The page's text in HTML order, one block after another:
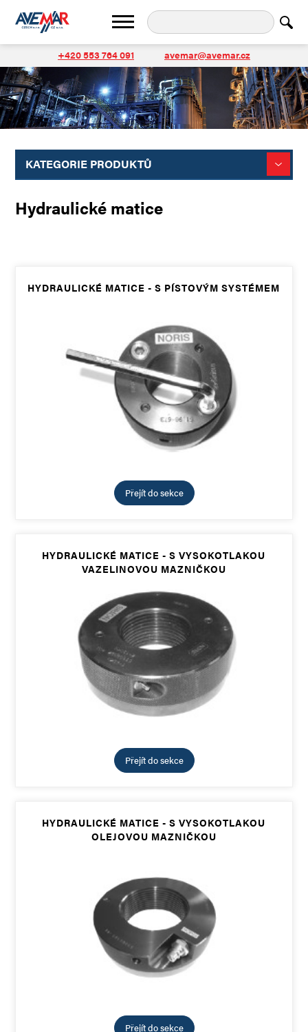
+420 553 764 091 avemar@avemar.cz
KATEGORIE PRODUKTŮ
Hydraulické matice
HYDRAULICKÉ MATICE - S PÍSTOVÝM SYSTÉMEM
Přejít do sekce
HYDRAULICKÉ MATICE - S VYSOKOTLAKOU
VAZELINOVOU MAZNIČKOU
Přejít do sekce
HYDRAULICKÉ MATICE - S VYSOKOTLAKOU
OLEJOVOU MAZNIČKOU
Přejít do sekce